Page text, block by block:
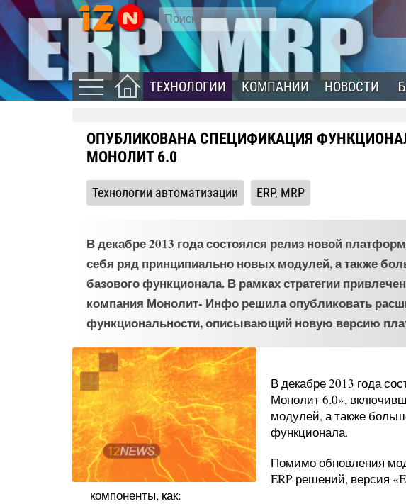
ТЕХНОЛОГИИ КОМПАНИИ НОВОСТИ
ОПУБЛИКОВАНА СПЕЦИФИКАЦИЯ
МОНОЛИТ 6.0
Технологии автоматизации ERP, MRP
В декабре 2013 года состоялся релиз новой
себя ряд принципиально новых модулей, а также
базового функционала. В рамках стратегии
компания Монолит- Инфо решила опубликовать
функциональности, описывающий новую версию
В декабре 2013 года
Монолит 6.0»,
модулей, а также
функционала.
Помимо обновления
ERP-решений, версия
компоненты, как: